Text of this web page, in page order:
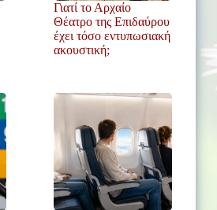
Γιατί το Αρχαίο
Θέατρο της Επιδαύρου
έχει τόσο εντυπωσιακή
ακουστική;